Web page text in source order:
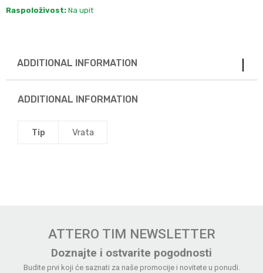
Raspoloživost: Na upit
ADDITIONAL INFORMATION
ADDITIONAL INFORMATION
Tip Vrata
ATTERO TIM NEWSLETTER
Doznajte i ostvarite pogodnosti
Budite prvi koji će saznati za naše promocije i novitete u ponudi.